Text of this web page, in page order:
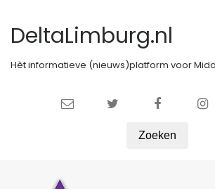
DeltaLimburg.nl
Hèt informatieve (nieuws)platform voor
Zoeken